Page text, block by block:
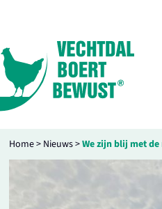
Home> Nieuws>We zijn blij met